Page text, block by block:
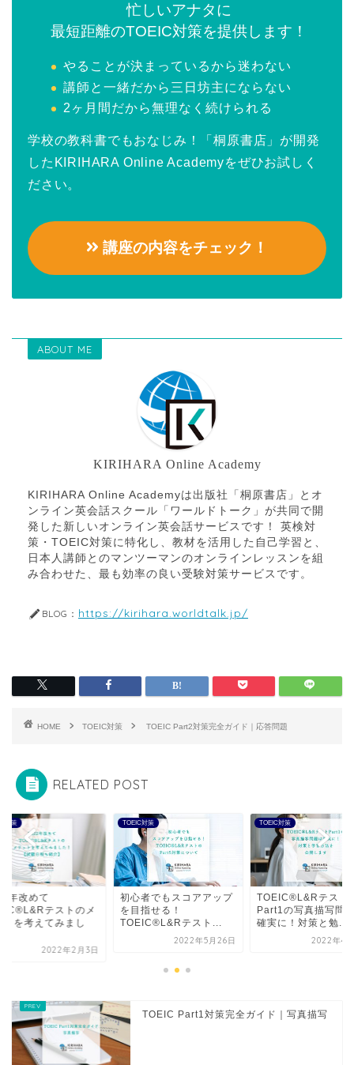
忙しいアナタに
最短距離のTOEIC対策を提供します！
やることが決まっているから迷わない
講師と一緒だから三日坊主にならない
2ヶ月間だから無理なく続けられる
学校の教科書でもおなじみ！「桐原書店」が開発
したKIRIHARA Online Academyをぜひお試しく
ださい。
講座の内容をチェック！
ABOUT ME
KIRIHARA Online Academy
KIRIHARA Online Academyは出版社「桐原書店」とオ
ンライン英会話スクール「ワールドトーク」が共同で開
発した新しいオンライン英会話サービスです！ 英検対
策・TOEIC対策に特化し、教材を活用した自己学習と、
日本人講師とのマンツーマンのオンラインレッスンを組
み合わせた、最も効率の良い受験対策サービスです。
BLOG： https://kirihara.worldtalk.jp/
HOME TOEIC対策 TOEIC Part2対策完全ガイド｜応答問題
RELATED POST
対策
年改めて
テストのメ
トを考えてみまし
2022年2月3日
TOEIC対策
初心者でもスコアアップ
を目指せる！
TOEIC®L&Rテスト...
2022年5月26日
TOEIC対策
TOEIC®L&Rテスト
Part1の写真描写問
確実に！対策と勉...
2022年4
TOEIC Part1対策完全ガイド｜写真描写